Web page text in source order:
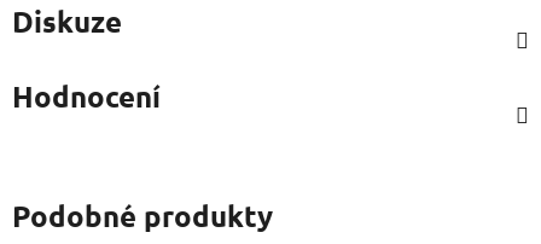
Diskuze
Hodnocení
Podobné produkty